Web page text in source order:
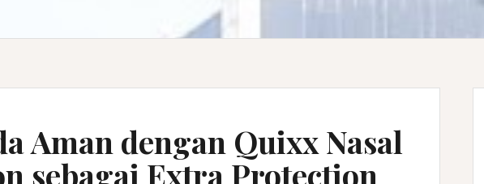
Aman dengan Quixx Nasal
sebagai Extra Protection